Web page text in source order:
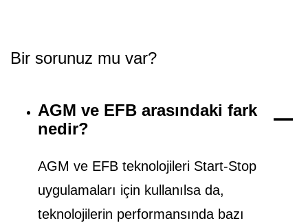
Bir sorunuz mu var?
AGM ve EFB arasındaki fark
nedir?
AGM ve EFB teknolojileri Start-Stop
uygulamaları için kullanılsa da,
teknolojilerin performansında bazı